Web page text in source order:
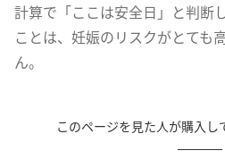
計算で「ここは安全日」と判断
ことは、妊娠のリスクがとても
ん。
このページを見た人が購入し